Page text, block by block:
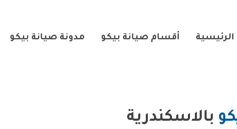
الرئيسية أقسام صيانة بيكو مدونة صيانة بيكو
بالاسكندرية